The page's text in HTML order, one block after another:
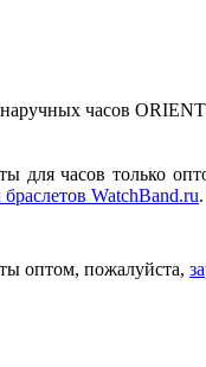
часов
для часов только
WatchBand.ru
оптом, пожалуйста,